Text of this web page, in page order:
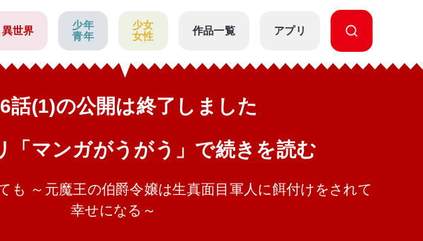
異世界
少年
青年
少女
女性
作品一覧 アプリ
話(1)の公開は終了しました
「マンガがうがう」で続きを読む
も ～元魔王の伯爵令嬢は生真面目軍人に餌付けをされて
幸せになる～